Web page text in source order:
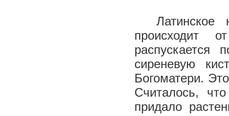
Латинское
происходит
распускается
сиреневую
Богоматери.
Считалось,
придало